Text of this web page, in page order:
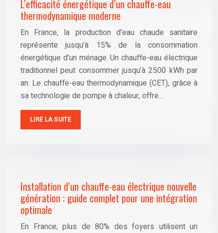
L’efficacité énergétique d’un chauffe-eau
thermodynamique moderne
En France, la production d’eau chaude sanitaire
représente jusqu’à 15% de la consommation
énergétique d’un ménage. Un chauffe-eau électrique
traditionnel peut consommer jusqu’à 2500 kWh par
an. Le chauffe-eau thermodynamique (CET), grâce à
sa technologie de pompe à chaleur, offre…
LIRE LA SUITE
Installation d’un chauffe-eau électrique nouvelle
génération : guide complet pour une intégration
optimale
En France, plus de 80% des foyers utilisent un